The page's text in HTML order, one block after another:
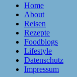
Home
About
Reisen
Rezepte
Foodblogs
Lifestyle
Datenschutz
Impressum